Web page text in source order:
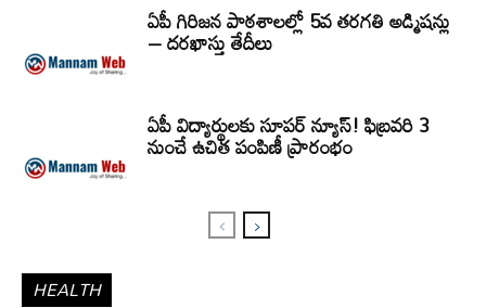
ఏపీ గిరిజన పాఠశాలల్లో 5వ తరగతి అడ్మిషన్లు
– దరఖాస్తు తేదీలు
ఏపీ విద్యార్థులకు సూపర్ న్యూస్! ఫిబ్రవరి 3
నుంచే ఉచిత పంపిణీ ప్రారంభం
HEALTH